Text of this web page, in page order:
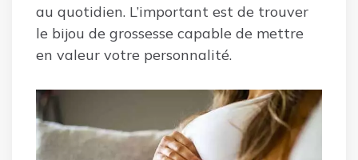
au quotidien. L’important est de trouver
le bijou de grossesse capable de mettre
en valeur votre personnalité.